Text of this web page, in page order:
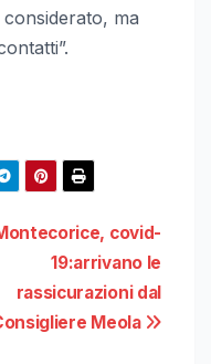
ma
covid-
19:arrivano le
rassicurazioni dal
Meola